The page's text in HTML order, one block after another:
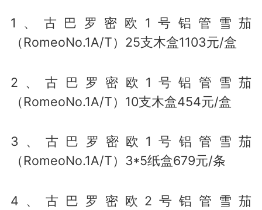
1、古巴罗密欧1号铝管雪茄
（RomeoNo.1A/T）25支木盒1103元/盒
2、古巴罗密欧1号铝管雪茄
（RomeoNo.1A/T）10支木盒454元/盒
3、古巴罗密欧1号铝管雪茄
（RomeoNo.1A/T）3*5纸盒679元/条
4、古巴罗密欧2号铝管雪茄